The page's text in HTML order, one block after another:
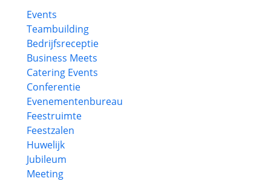
Events
Teambuilding
Bedrijfsreceptie
Business Meets
Catering Events
Conferentie
Evenementenbureau
Feestruimte
Feestzalen
Huwelijk
Jubileum
Meeting